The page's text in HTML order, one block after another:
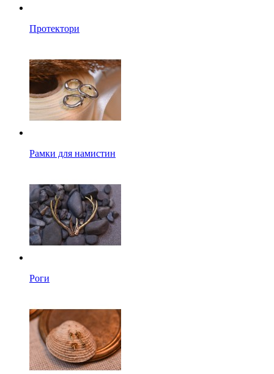
Протектори
Рамки для намистин
Роги